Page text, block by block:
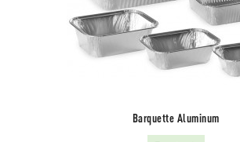
Barquette Aluminum